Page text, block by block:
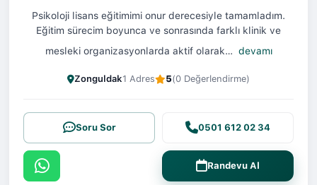
Psikoloji lisans eğitimimi onur derecesiyle tamamladım.
Eğitim sürecim boyunca ve sonrasında farklı klinik ve
mesleki organizasyonlarda aktif olarak… devamı
Zonguldak1 Adres 5(0 Değerlendirme)
Soru Sor 0501 612 02 34
Randevu Al